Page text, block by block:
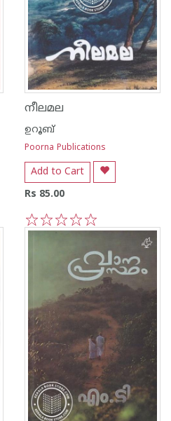
നീലമല
ഉറൂബ്‌
Poorna Publications
Add to Cart
Rs 85.00
5
4
3
2
1